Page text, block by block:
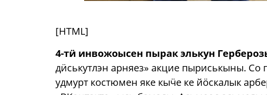
[HTML]
4-тӥ инвожоысен пырак элькун
дӥськутлэн арняез» акцие пыриськыны. Со
удмурт костюмен яке кыӵе ке йӧскалык